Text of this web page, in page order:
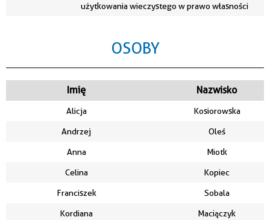
użytkowania wieczystego w prawo własności
OSOBY
Imię Nazwisko
Alicja Kosiorowska
Andrzej Oleś
Anna Miotk
Celina Kopiec
Franciszek Sobala
Kordiana Maciączyk